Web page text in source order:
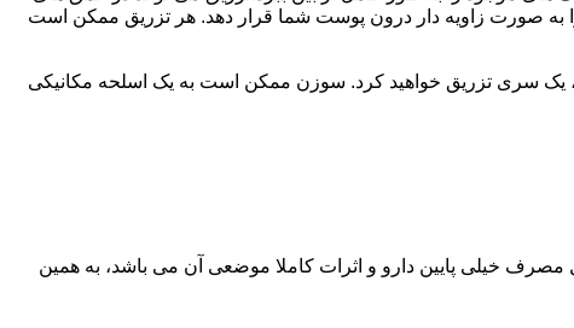
سوزن را به صورت زاویه دار درون پوست شما قرار دهد. هر تزریق ممکن است
سری تزریق خواهید کرد. سوزن ممکن است به یک اسلحه مکانیکی
خیلی پایین دارو و اثرات کاملا موضعی آن می باشد، به همین